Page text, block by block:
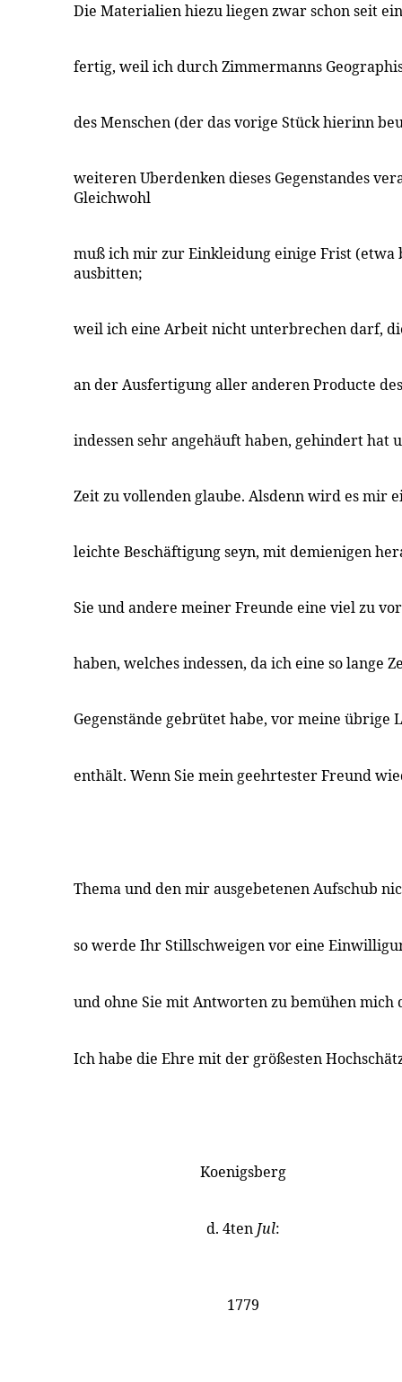
Die Materialien hiezu liegen zwar schon seit
fertig, weil ich durch Zimmermanns
des Menschen (der das vorige Stück hierinn
weiteren Uberdenken dieses Gegenstandes
Gleichwohl
muß ich mir zur Einkleidung einige Frist (etwa
ausbitten;
weil ich eine Arbeit nicht unterbrechen darf,
an der Ausfertigung aller anderen Producte
indessen sehr angehäuft haben, gehindert hat
Zeit zu vollenden glaube. Alsdenn wird es mir
leichte Beschäftigung seyn, mit demienigen
Sie und andere meiner Freunde eine viel zu
haben, welches indessen, da ich eine so lange
Gegenstände gebrütet habe, vor meine übrige
enthält. Wenn Sie mein geehrtester Freund
Thema und den mir ausgebetenen Aufschub
so werde Ihr Stillschweigen vor eine
und ohne Sie mit Antworten zu bemühen
Ich habe die Ehre mit der größesten
Koenigsberg
d. 4ten Jul:
1779